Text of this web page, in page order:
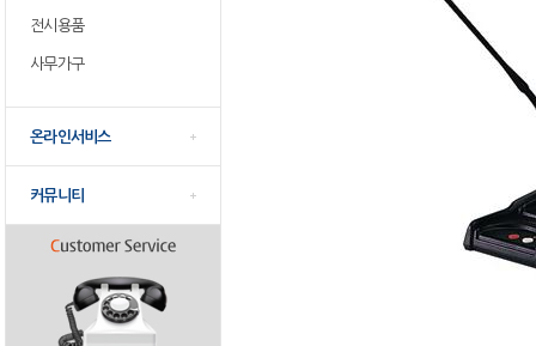
전시용품
사무가구
온라인서비스
커뮤니티